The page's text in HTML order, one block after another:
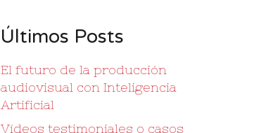
Últimos Posts
El futuro de la producción
audiovisual con Inteligencia
Artificial
Vídeos testimoniales o casos